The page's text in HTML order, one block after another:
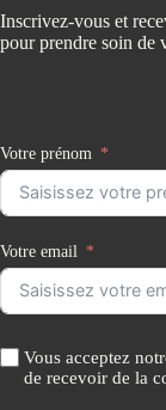
Inscrivez-vous et
pour prendre soin de
Votre prénom
Votre email
Vous acceptez
de recevoir de la